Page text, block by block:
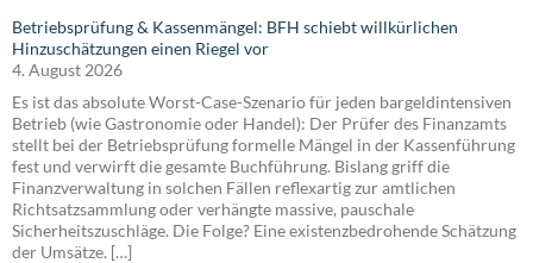
Betriebsprüfung & Kassenmängel: BFH schiebt willkürlichen
Hinzuschätzungen einen Riegel vor
4. August 2026
Es ist das absolute Worst-Case-Szenario für jeden bargeldintensiven
Betrieb (wie Gastronomie oder Handel): Der Prüfer des Finanzamts
stellt bei der Betriebsprüfung formelle Mängel in der Kassenführung
fest und verwirft die gesamte Buchführung. Bislang griff die
Finanzverwaltung in solchen Fällen reflexartig zur amtlichen
Richtsatzsammlung oder verhängte massive, pauschale
Sicherheitszuschläge. Die Folge? Eine existenzbedrohende Schätzung
der Umsätze. […]